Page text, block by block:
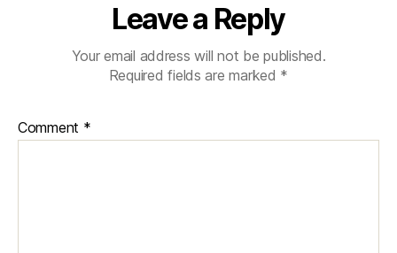
Leave a Reply
Your email address will not be published.
Required fields are marked *
Comment *